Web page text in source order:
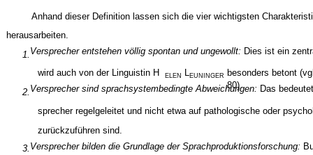
Anhand dieser Definition lassen sich die vier wichtigsten
herausarbeiten.
1. Versprecher entstehen völlig spontan und ungewollt: Dies ist ein
wird auch von der Linguistin H ELEN LEUNINGER
besonders betont
80).
2. Versprecher sind sprachsystembedingte Abweichungen: Das
sprecher regelgeleitet und nicht etwa auf pathologische oder
zurückzuführen sind.
3. Versprecher bilden die Grundlage der Sprachproduktionsforschung: